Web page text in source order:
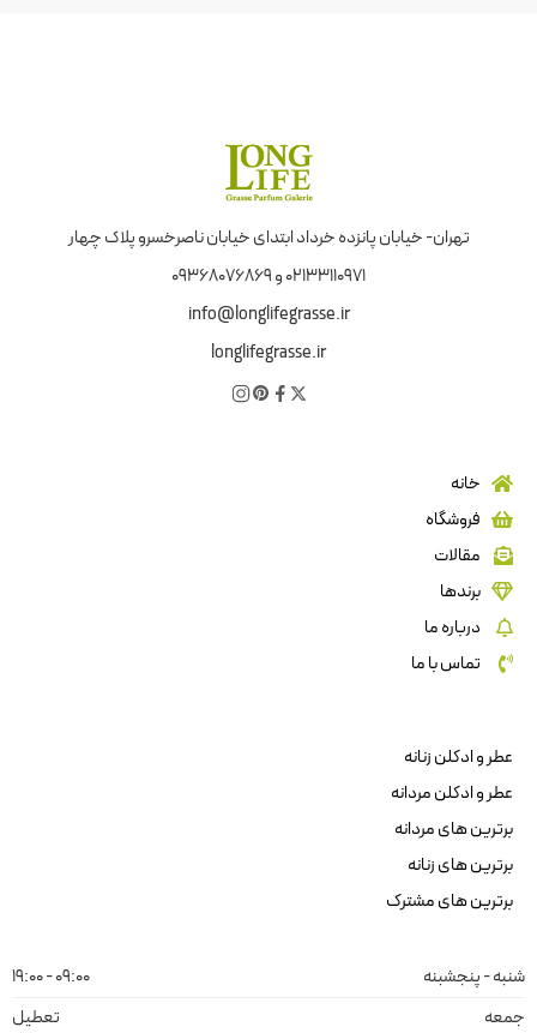
تهران- خیابان پانزده خرداد ابتدای خیابان ناصرخسرو پلاک چهار
02133110971 و 09368076869
info@longlifegrasse.ir
longlifegrasse.ir
خانه
فروشگاه
مقالات
برندها
درباره ما
تماس با ما
عطر و ادکلن زنانه
عطر و ادکلن مردانه
برترین های مردانه
برترین های زنانه
برترین های مشترک
شنبه - پنجشبنه
09:00 - 19:00
جمعه
تعطیل